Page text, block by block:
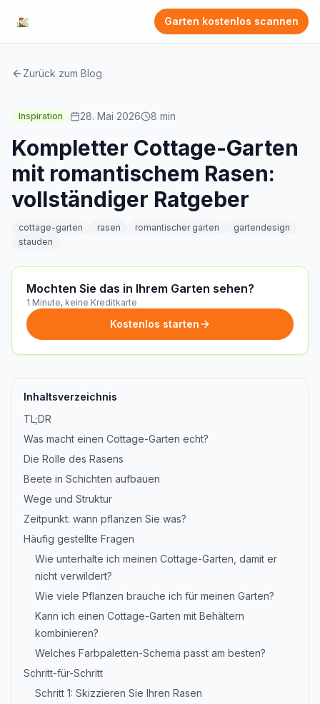
Garten kostenlos scannen
Zurück zum Blog
Inspiration 28. Mai 2026 8 min
Kompletter Cottage-Garten
mit romantischem Rasen:
vollständiger Ratgeber
cottage-garten rasen romantischer garten
gartendesign
stauden
Mochten Sie das in Ihrem Garten sehen?
1 Minute, keine Kreditkarte
Kostenlos starten
Inhaltsverzeichnis
TL;DR
Was macht einen Cottage-Garten echt?
Die Rolle des Rasens
Beete in Schichten aufbauen
Wege und Struktur
Zeitpunkt: wann pflanzen Sie was?
Häufig gestellte Fragen
Wie unterhalte ich meinen Cottage-Garten, damit er
nicht verwildert?
Wie viele Pflanzen brauche ich für meinen Garten?
Kann ich einen Cottage-Garten mit Behältern
kombinieren?
Welches Farbpaletten-Schema passt am besten?
Schritt-für-Schritt
Schritt 1: Skizzieren Sie Ihren Rasen